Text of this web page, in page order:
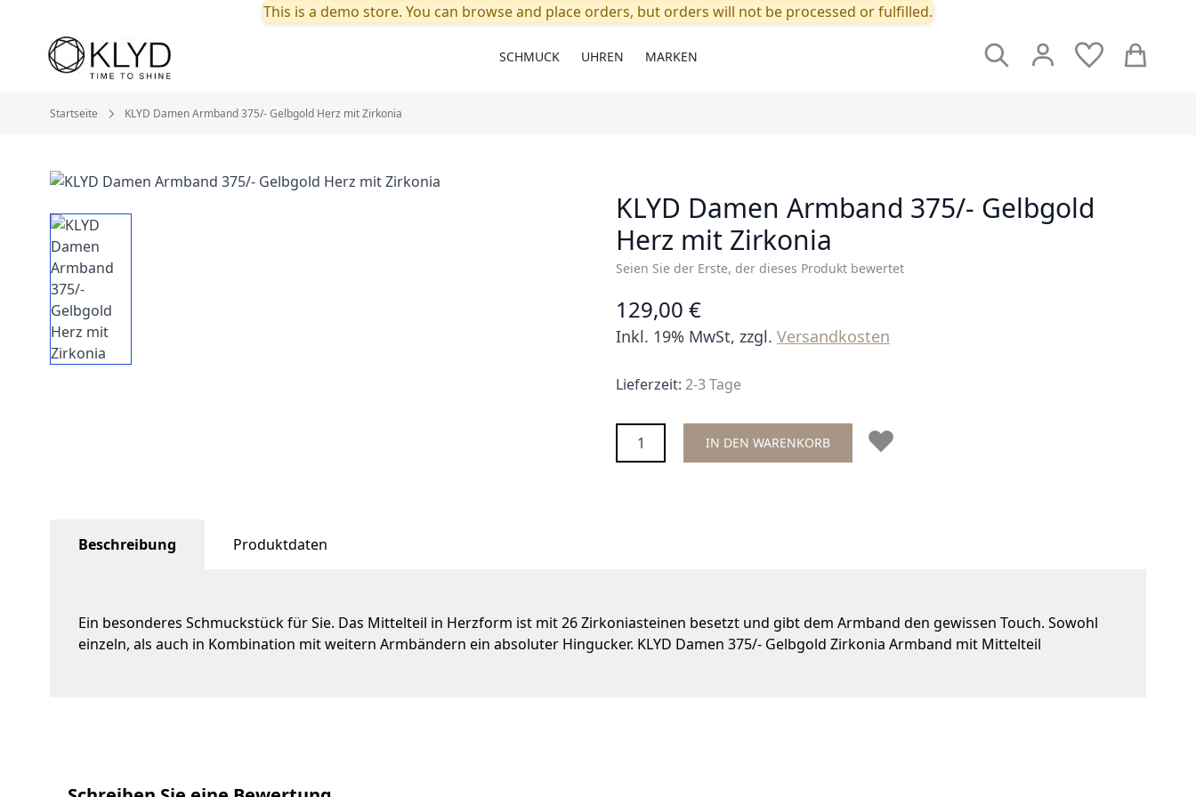
This is a demo store. You can browse and place orders, but orders will not be processed or fulfilled.
SCHMUCK UHREN MARKEN Suche Cart
Startseite KLYD Damen Armband 375/- Gelbgold Herz mit Zirkonia
KLYD Damen Armband 375/- Gelbgold
Herz mit Zirkonia
Seien Sie der Erste, der dieses Produkt bewertet
129,00 €
Inkl. 19% MwSt, zzgl. Versandkosten
Lieferzeit: 2-3 Tage
Menge IN DEN WARENKORB
Beschreibung Produktdaten
Ein besonderes Schmuckstück für Sie. Das Mittelteil in Herzform ist mit 26 Zirkoniasteinen besetzt und gibt dem Armband den gewissen Touch. Sowohl
einzeln, als auch in Kombination mit weitern Armbändern ein absoluter Hingucker. KLYD Damen 375/- Gelbgold Zirkonia Armband mit Mittelteil